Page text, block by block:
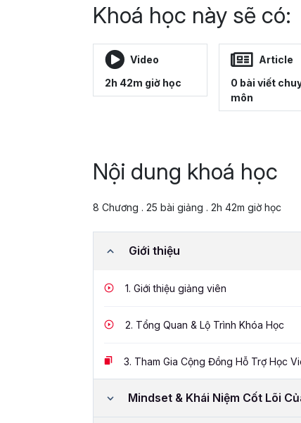
Khoá học này sẽ có:
Video
2h 42m giờ học
Article
0 bài viết
môn
Nội dung khoá học
8 Chương . 25 bài giảng . 2h 42m giờ học
Giới thiệu
1. Giới thiệu giảng viên
2. Tổng Quan & Lộ Trình Khóa Học
3. Tham Gia Cộng Đồng Hỗ Trợ Học
Mindset & Khái Niệm Cốt Lõi